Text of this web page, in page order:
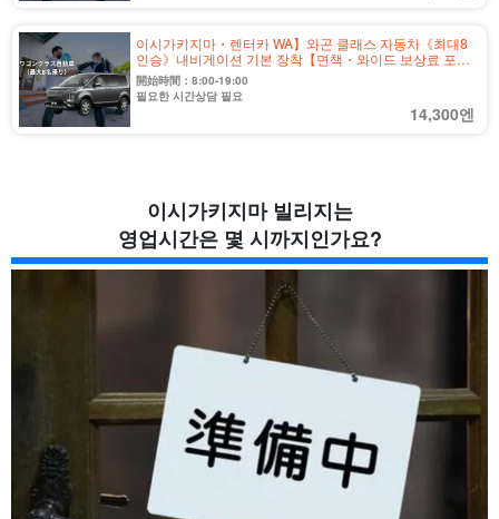
이시가키지마・렌터카 WA】와곤 클래스 자동차《최대8
인승》내비게이션 기본 장착【면책・와이드 보상료 포
함】（No.r-16)
開始時間：8:00-19:00
필요한 시간상담 필요
14,300엔
이시가키지마 빌리지는
영업시간은 몇 시까지인가요?